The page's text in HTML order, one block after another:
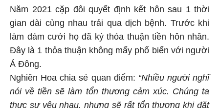
Năm 2021 cặp đôi quyết định kết hôn sau 1 thời
gian dài cùng nhau trải qua dịch bệnh. Trước khi
làm đám cưới họ đã ký thỏa thuận tiền hôn nhân.
Đây là 1 thỏa thuận không mấy phổ biến với người
Á Đông.
Nghiên Hoa chia sẻ quan điểm: “Nhiều người nghĩ
nói về tiền sẽ làm tổn thương cảm xúc. Chúng ta